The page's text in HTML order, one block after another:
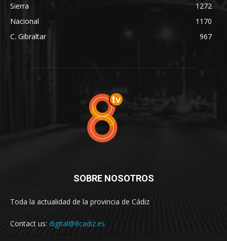
Sierra
1272
Nacional
1170
C. Gibraltar
967
SOBRE NOSOTROS
Toda la actualidad de la provincia de Cádiz
Contact us: digital@8cadiz.es